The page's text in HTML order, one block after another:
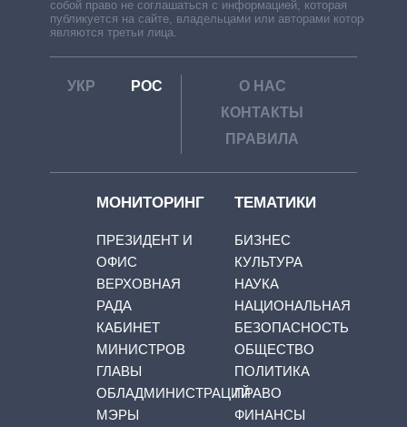
собой право не соглашаться с информацией, которая
публикуется на сайте, владельцами или авторами которой
являются третьи лица.
УКР РОС
О НАС
КОНТАКТЫ
ПРАВИЛА
МОНИТОРИНГ
ПРЕЗИДЕНТ И
ОФИС
ВЕРХОВНАЯ
РАДА
КАБИНЕТ
МИНИСТРОВ
ГЛАВЫ
ОБЛАДМИНИСТРАЦИЙ
МЭРЫ
ТЕМАТИКИ
БИЗНЕС
КУЛЬТУРА
НАУКА
НАЦИОНАЛЬНАЯ
БЕЗОПАСНОСТЬ
ОБЩЕСТВО
ПОЛИТИКА
ПРАВО
ФИНАНСЫ